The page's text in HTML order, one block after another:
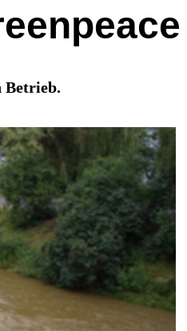
Betrieb.